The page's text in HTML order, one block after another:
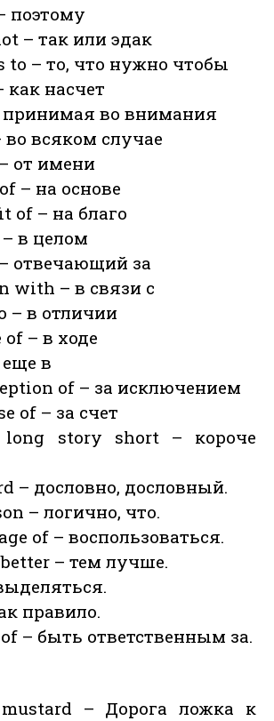
поэтому
– так или эдак
to – то, что нужно чтобы
насчет
во внимания
всяком случае
от имени
– на основе
of – на благо
в целом
отвечающий за
with – в связи с
– в отличии
– в ходе
в
of – за исключением
of – за счет
story short – короче
– дословно, дословный.
– логично, что.
of – воспользоваться.
– тем лучше.
правило.
– быть ответственным за.
– Дорога ложка к